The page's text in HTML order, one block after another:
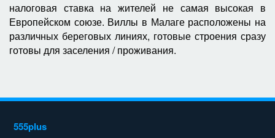
налоговая ставка на жителей не самая высокая в
Европейском союзе. Виллы в Малаге расположены на
различных береговых линиях, готовые строения сразу
готовы для заселения / проживания.
555plus